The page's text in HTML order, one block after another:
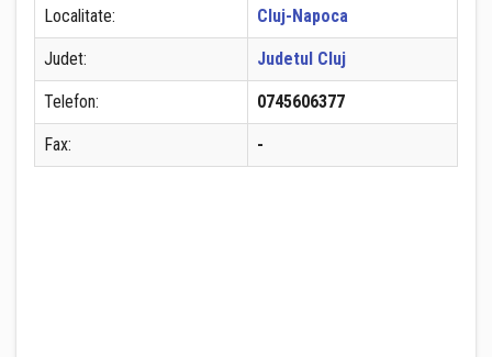
Localitate: Cluj-Napoca
Judet: Judetul Cluj
Telefon: 0745606377
Fax: -